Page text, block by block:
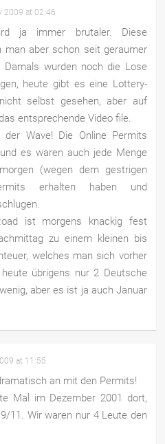
2009 at 02:46
ja immer brutaler. Diese
man aber schon seit geraumer
Damals wurden noch die Lose
heute gibt es eine Lottery-
selbst gesehen, aber auf
entsprechende Video file.
Wave! Die Online Permits
es waren auch jede Menge
(wegen dem gestrigen
erhalten haben und
ist morgens knackig fest
zu einem kleinen bis
welches man sich vorher
übrigens nur 2 Deutsche
aber es ist ja auch Januar
at 11:55
an mit den Permits!
Mal im Dezember 2001 dort,
11. Wir waren nur 4 Leute den